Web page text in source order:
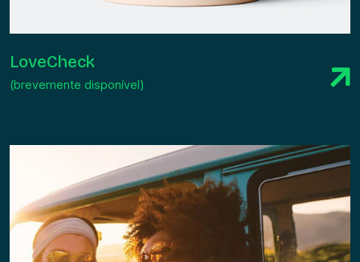
LoveCheck
(brevemente disponível)